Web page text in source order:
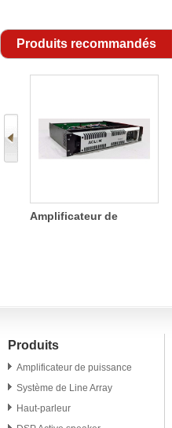
Produits recommandés
Amplificateur de
Produits
Amplificateur de puissance
Système de Line Array
Haut-parleur